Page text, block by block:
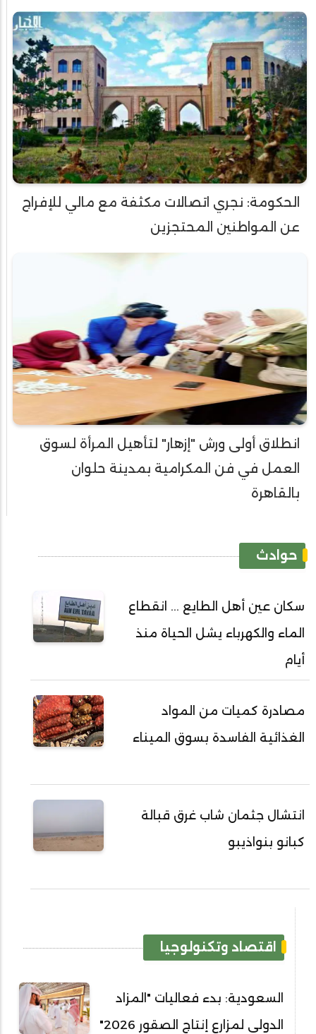
الحكومة: نجري اتصالات مكثفة مع مالي للإفراج
عن المواطنين المحتجزين
انطلاق أولى ورش "إزهار" لتأهيل المرأة لسوق
العمل في فن المكرامية بمدينة حلوان
بالقاهرة
حوادث
سكان عين أهل الطايع ... انقطاع
الماء والكهرباء يشل الحياة منذ
أيام
مصادرة كميات من المواد
الغذائية الفاسدة بسوق الميناء
انتشال جثمان شاب غرق قبالة
كبانو بنواذيبو
اقتصاد وتكنولوجيا
السعودية: بدء فعاليات "المزاد
الدولي لمزارع إنتاج الصقور 2026"